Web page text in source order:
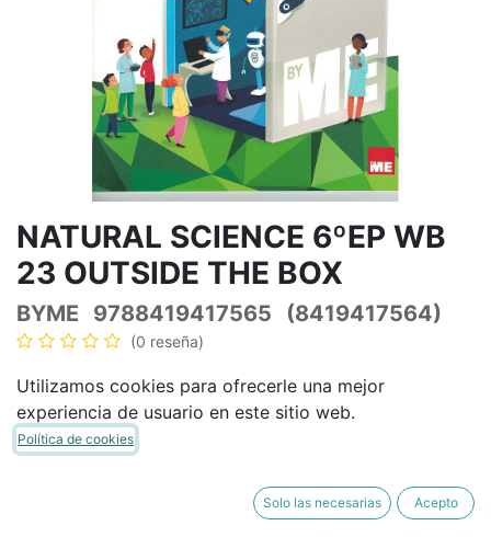
NATURAL SCIENCE 6ºEP WB
23 OUTSIDE THE BOX
BYME 9788419417565 (8419417564)
(0 reseña)
19,29€ 22,69 € IVA Incluido
COMPRAR AHORA
Utilizamos cookies para ofrecerle una mejor
experiencia de usuario en este sitio web.
Política de cookies
Solo las necesarias Acepto